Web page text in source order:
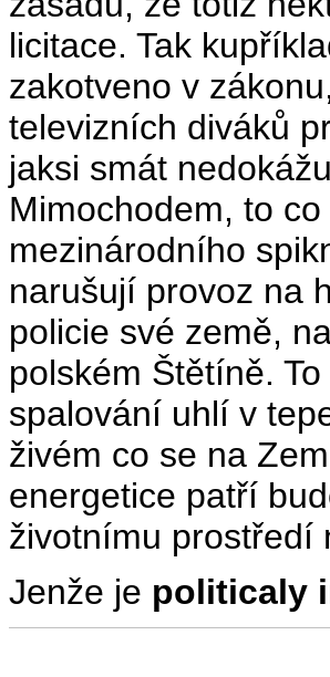
licitace. Tak
zakotveno v
televizních diváků
jaksi smát
Mimochodem, to
mezinárodního
narušují provoz na
policie své země,
polském Štětíně.
spalování uhlí v
živém co se na
energetice patří
životnímu prostředí
Jenže je politicaly